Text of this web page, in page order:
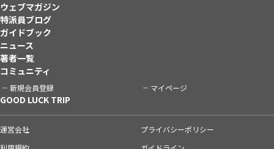
ウェブマガジン
特派員ブログ
ガイドブック
ニュース
著者一覧
コミュニティ
新規会員登録 マイページ
GOOD LUCK TRIP
運営会社
プライバシーポリシー